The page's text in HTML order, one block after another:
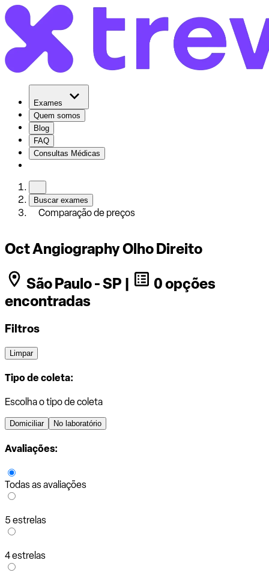
Exames
Quem somos
Blog
FAQ
Consultas Médicas
Buscar exames
Comparação de preços
Oct Angiography Olho Direito
São Paulo - SP |
0 opções
encontradas
Filtros
Limpar
Tipo de coleta:
Escolha o tipo de coleta
Domiciliar No laboratório
Avaliações:
Todas as avaliações
5 estrelas
4 estrelas